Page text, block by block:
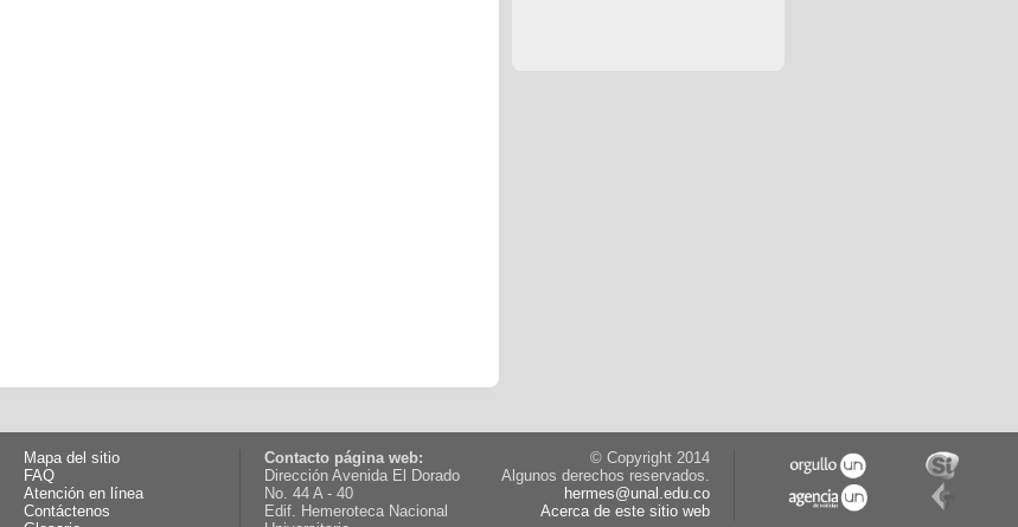
Mapa del sitio
FAQ
Atención en línea
Contáctenos
Contacto página web:
Dirección Avenida El Dorado
No. 44 A - 40
Edif. Hemeroteca Nacional
© Copyright 2014
Algunos derechos reservados.
hermes@unal.edu.co
Acerca de este sitio web